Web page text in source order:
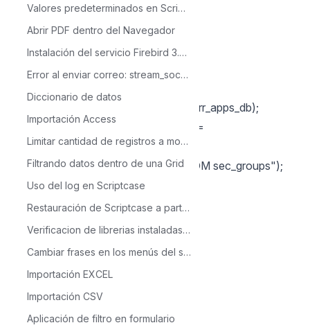
Valores predeterminados en Scriptcase
Abrir PDF dentro del Navegador
Instalación del servicio Firebird 3.0 y administrador de bases de datos en Linux
Error al enviar correo: stream_socket_client()
Diccionario de datos
Importación Access
Limitar cantidad de registros a mostrarse en la Grid
Filtrando datos dentro de una Grid
Uso del log en Scriptcase
Restauración de Scriptcase a partir de la carpeta devel
Verificacion de librerias instaladas en ambiente de producción Linux
Cambiar frases en los menús del scriptcase
Importación EXCEL
Importación CSV
Aplicación de filtro en formulario
$arr_apps_db[] = $rs->fields[0];
$rs->MoveNext();
$arr_apps = array_diff($arr_apps, $arr_apps_db);
//========= Groups =========
$arr_grp = array();
sc_select(rs, "SELECT group_id FROM sec_groups");
while(!$rs->EOF)
$arr_grp[] = $rs->fields[0];
$rs->Close();
foreach($arr_apps as $k => $app)